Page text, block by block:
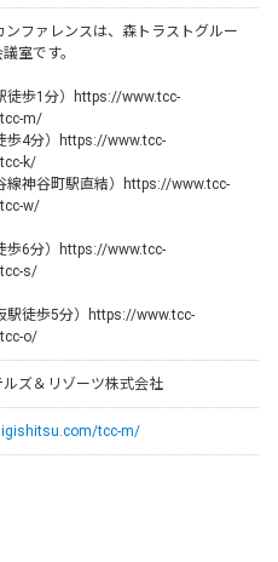
ンファレンスは、森トラストグルー
室です。
m/
k/
w/
s/
o/
ズ＆リゾーツ株式会社
tcc-m/